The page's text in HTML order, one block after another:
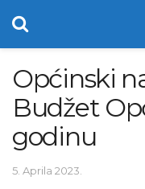
Općinski
Budžet
godinu
5. Aprila 2023.